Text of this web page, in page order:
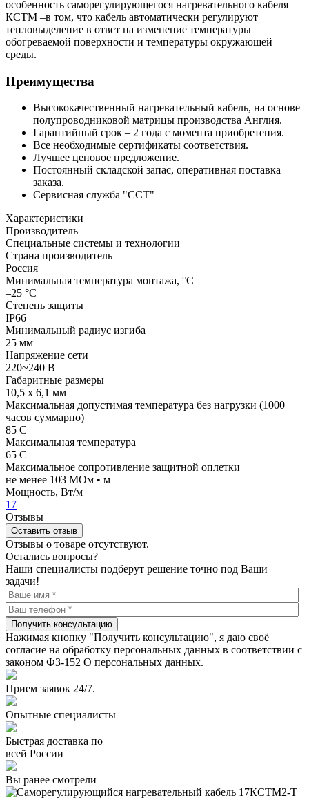
особенность саморегулирующегося нагревательного кабеля
КСТМ –в том, что кабель автоматически регулируют
тепловыделение в ответ на изменение температуры
обогреваемой поверхности и температуры окружающей
среды.
Преимущества
Высококачественный нагревательный кабель, на основе
полупроводниковой матрицы производства Англия.
Гарантийный срок – 2 года с момента приобретения.
Все необходимые сертификаты соответствия.
Лучшее ценовое предложение.
Постоянный складской запас, оперативная поставка
заказа.
Сервисная служба "ССТ"
Характеристики
Производитель
Специальные системы и технологии
Страна производитель
Россия
Минимальная температура монтажа, °С
–25 °С
Степень защиты
IP66
Минимальный радиус изгиба
25 мм
Напряжение сети
220~240 В
Габаритные размеры
10,5 х 6,1 мм
Максимальная допустимая температура без нагрузки (1000
часов суммарно)
85 С
Максимальная температура
65 С
Максимальное сопротивление защитной оплетки
не менее 103 МОм • м
Мощность, Вт/м
17
Отзывы
Оставить отзыв
Отзывы о товаре отсутствуют.
Остались вопросы?
Наши специалисты подберут решение точно под Ваши
задачи!
Получить консультацию
Нажимая кнопку "Получить консультацию", я даю своё
согласие на обработку персональных данных в соответствии с
законом ФЗ-152 О персональных данных.
Прием заявок 24/7.
Опытные специалисты
Быстрая доставка по
всей России
Вы ранее смотрели